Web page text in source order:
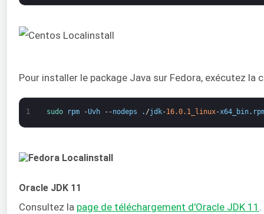
Pour installer le package Java sur Fedora, exécutez la
1 sudo rpm -Uvh --nodeps . /jdk-16.0.1_linux-x64_bin.
Oracle JDK 11
Consultez la page de téléchargement d'Oracle JDK 11